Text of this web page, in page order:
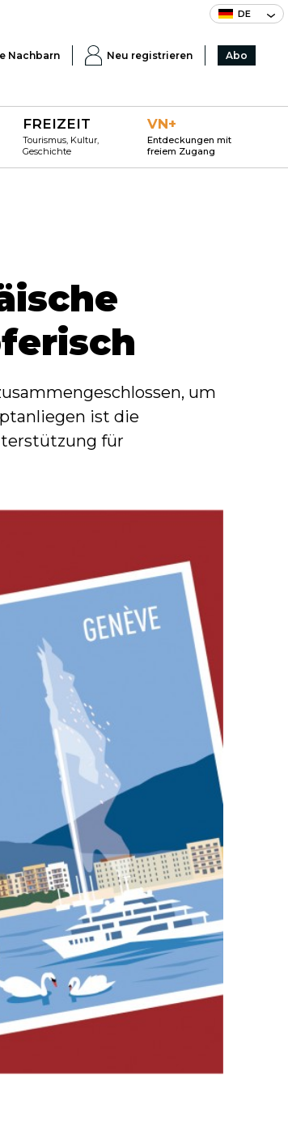
DE
Nachbarn Neu registrieren Abo
FREIZEIT
Tourismus, Kultur,
Geschichte
VN+
Entdeckungen mit
freiem Zugang
um
ist die
für